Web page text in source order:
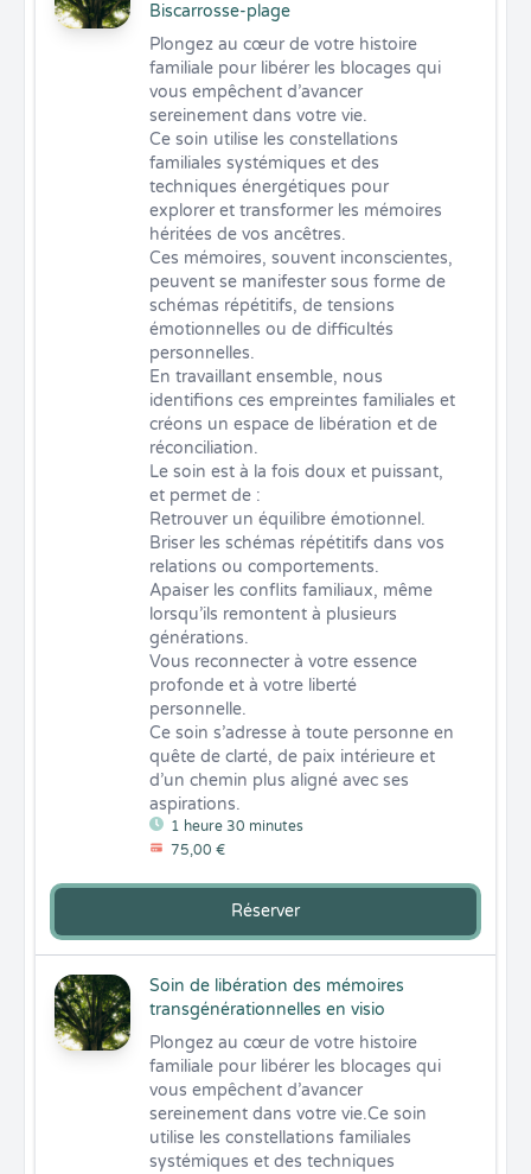
Biscarrosse-plage
1 heure 30 minutes
75,00 €
Plongez au cœur de votre histoire
familiale pour libérer les blocages qui
vous empêchent d’avancer
sereinement dans votre vie.
Ce soin utilise les constellations
familiales systémiques et des
techniques énergétiques pour
explorer et transformer les mémoires
héritées de vos ancêtres.
Ces mémoires, souvent inconscientes,
peuvent se manifester sous forme de
schémas répétitifs, de tensions
émotionnelles ou de difficultés
personnelles.
En travaillant ensemble, nous
identifions ces empreintes familiales et
créons un espace de libération et de
réconciliation.
Le soin est à la fois doux et puissant,
et permet de :
Retrouver un équilibre émotionnel.
Briser les schémas répétitifs dans vos
relations ou comportements.
Apaiser les conflits familiaux, même
lorsqu’ils remontent à plusieurs
générations.
Vous reconnecter à votre essence
profonde et à votre liberté
personnelle.
Ce soin s’adresse à toute personne en
quête de clarté, de paix intérieure et
d’un chemin plus aligné avec ses
aspirations.
Réserver
Soin de libération des mémoires
transgénérationnelles en visio
Plongez au cœur de votre histoire
familiale pour libérer les blocages qui
vous empêchent d’avancer
sereinement dans votre vie.Ce soin
utilise les constellations familiales
systémiques et des techniques